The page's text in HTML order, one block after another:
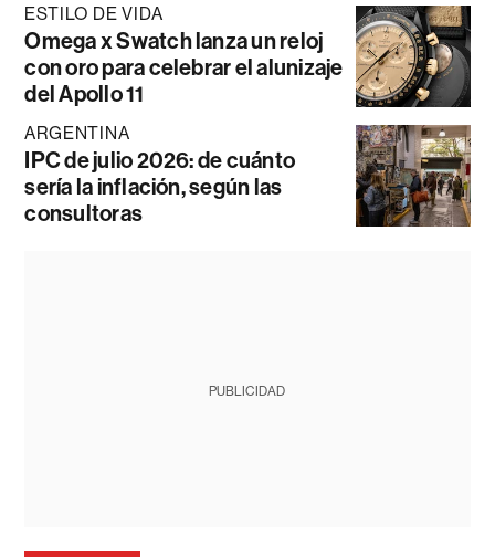
ESTILO DE VIDA
Omega x Swatch lanza un reloj
con oro para celebrar el alunizaje
del Apollo 11
ARGENTINA
IPC de julio 2026: de cuánto
sería la inflación, según las
consultoras
PUBLICIDAD